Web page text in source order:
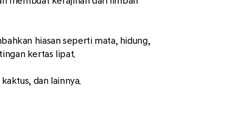
hiasan seperti mata, hidung,
kertas lipat.
dan lainnya.